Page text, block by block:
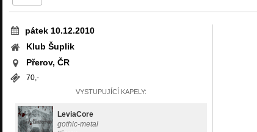
pátek 10.12.2010
Klub Šuplik
Přerov, ČR
70,-
VYSTUPUJÍCÍ KAPELY:
LeviaCore
gothic-metal